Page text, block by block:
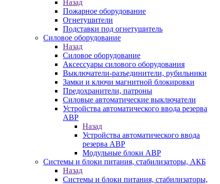
Назад
Пожарное оборудование
Огнетушители
Подставки под огнетушитель
Силовое оборудование
Назад
Силовое оборудование
Аксессуары силового оборудования
Выключатели-разъединители, рубильники
Замки и ключи магнитной блокировки
Предохранители, патроны
Силовые автоматические выключатели
Устройства автоматического ввода резерва
АВР
Назад
Устройства автоматического ввода
резерва АВР
Модульные блоки АВР
Системы и блоки питания, стабилизаторы, АКБ
Назад
Системы и блоки питания, стабилизаторы,